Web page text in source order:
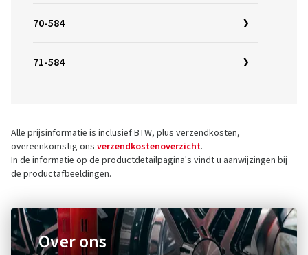
70-584
71-584
Alle prijsinformatie is inclusief BTW, plus verzendkosten,
overeenkomstig ons verzendkostenoverzicht.
In de informatie op de productdetailpagina's vindt u aanwijzingen bij
de productafbeeldingen.
Over ons